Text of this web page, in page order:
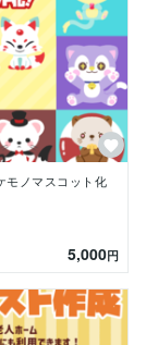
返信がない
に返信が
ので、こち
ご依頼はト
。
モノマスコット化
5,000円